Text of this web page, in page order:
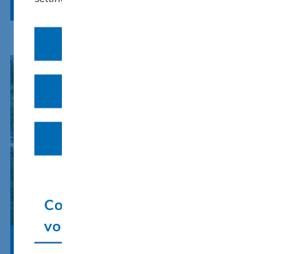
Cookie-Einstellungen
vornehmen
Internat